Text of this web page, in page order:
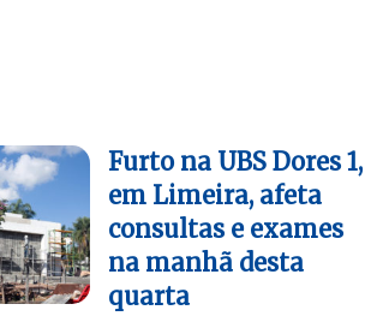
Furto na UBS Dores 1,
em Limeira, afeta
consultas e exames
na manhã desta
quarta